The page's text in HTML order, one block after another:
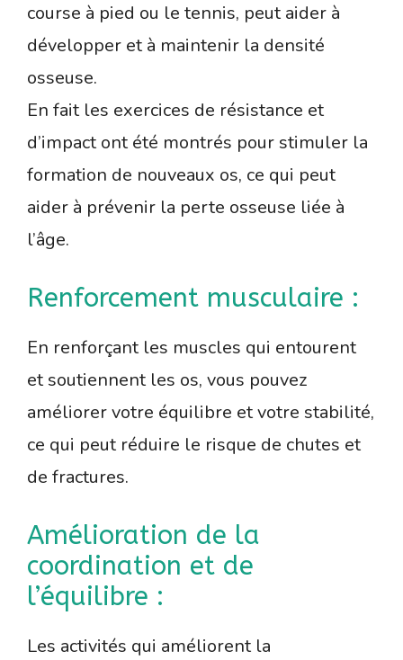
course à pied ou le tennis, peut aider à
développer et à maintenir la densité
osseuse.
En fait les exercices de résistance et
d’impact ont été montrés pour stimuler la
formation de nouveaux os, ce qui peut
aider à prévenir la perte osseuse liée à
l’âge.
Renforcement musculaire :
En renforçant les muscles qui entourent
et soutiennent les os, vous pouvez
améliorer votre équilibre et votre stabilité,
ce qui peut réduire le risque de chutes et
de fractures.
Amélioration de la
coordination et de
l’équilibre :
Les activités qui améliorent la